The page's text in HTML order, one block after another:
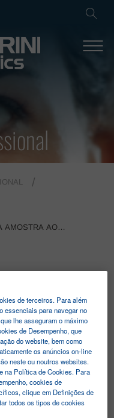
AMOSTRA AO
de terceiros. Para além
essenciais para navegar no
lhe asseguram o máximo
de Desempenho, que
do website, bem como
os anúncios on-line
neste ou noutros websites.
na Política de Cookies. Para
cookies de
clique em Definições de
todos os tipos de cookies